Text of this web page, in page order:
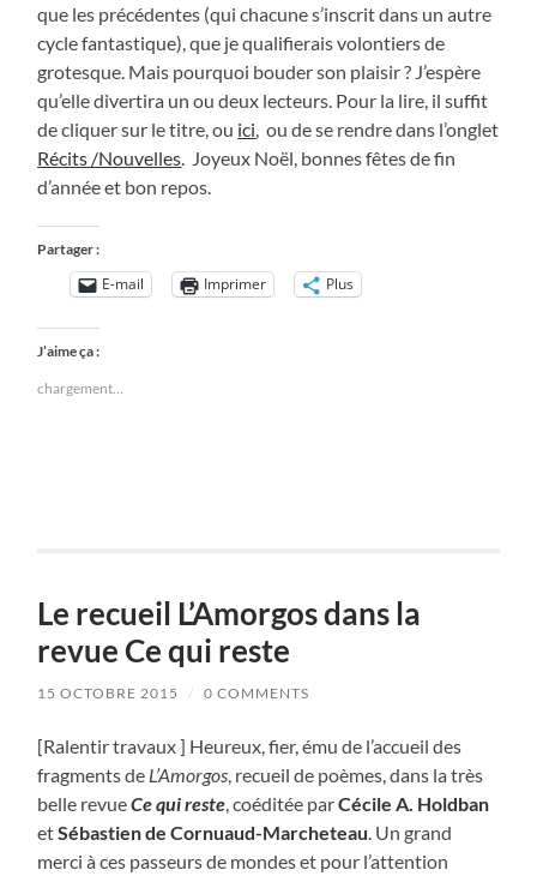
que les précédentes (qui chacune s’inscrit dans un autre
cycle fantastique), que je qualifierais volontiers de
grotesque. Mais pourquoi bouder son plaisir ? J’espère
qu’elle divertira un ou deux lecteurs. Pour la lire, il suffit
de cliquer sur le titre, ou ici , ou de se rendre dans l’onglet
Récits /Nouvelles . Joyeux Noël, bonnes fêtes de fin
d’année et bon repos.
Partager :
E-mail Imprimer Plus
J’aime ça :
chargement…
Le recueil L’Amorgos dans la
revue Ce qui reste
15 OCTOBRE 2015 / 0 COMMENTS
[Ralentir travaux ] Heureux, fier, ému de l’accueil des
fragments de L’Amorgos , recueil de poèmes, dans la très
belle revueCe qui reste , coéditée parCécile A. Holdban
etSébastien de Cornuaud-Marcheteau . Un grand
merci à ces passeurs de mondes et pour l’attention